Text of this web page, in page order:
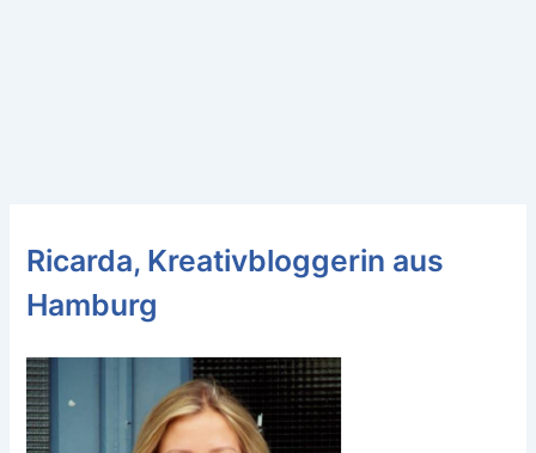
Ricarda, Kreativbloggerin aus
Hamburg